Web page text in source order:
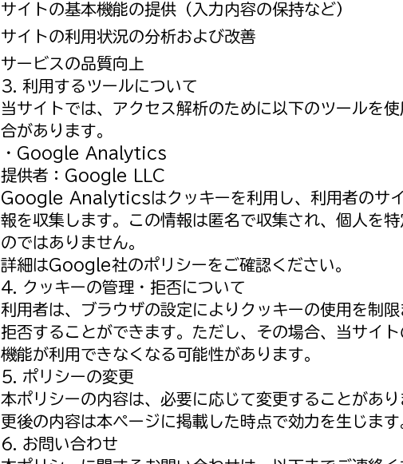
サイトの基本機能の提供（入力内容の保持など）
サイトの利用状況の分析および改善
サービスの品質向上
3. 利用するツールについて
当サイトでは、アクセス解析のために以下のツールを
合があります。
・Google Analytics
提供者：Google LLC
Google Analyticsはクッキーを利用し、利用者のサ
報を収集します。この情報は匿名で収集され、個人を特
のではありません。
詳細はGoogle社のポリシーをご確認ください。
4. クッキーの管理・拒否について
利用者は、ブラウザの設定によりクッキーの使用を制限
拒否することができます。ただし、その場合、当サイト
機能が利用できなくなる可能性があります。
5. ポリシーの変更
本ポリシーの内容は、必要に応じて変更することがあ
更後の内容は本ページに掲載した時点で効力を生じます
6. お問い合わせ